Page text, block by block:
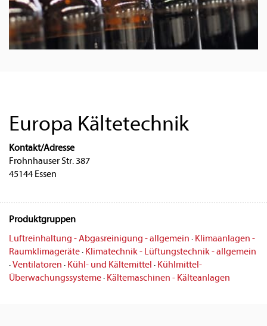
Europa Kältetechnik
Kontakt/Adresse
Frohnhauser Str. 387
45144 Essen
Produktgruppen
Luftreinhaltung - Abgasreinigung - allgemein · Klimaanlagen -
Raumklimageräte· Klimatechnik - Lüftungstechnik - allgemein
·Ventilatoren · Kühl- und Kältemittel · Kühlmittel-
Überwachungssysteme· Kältemaschinen - Kälteanlagen